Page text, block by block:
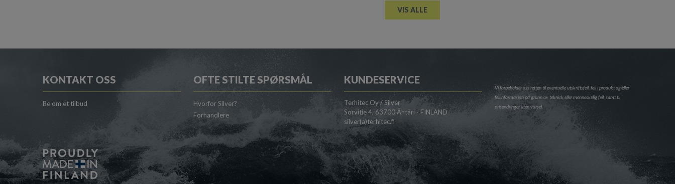
VIS ALLE
KONTAKT OSS
Be om et tilbud
OFTE STILTE SPØRSMÅL
Hvorfor Silver?
Forhandlere
KUNDESERVICE
Terhitec Oy / Silver
Sorvitie 4, 63700 Ähtäri - FINLAND
silver(a)terhitec.fi
Vi forbeholder oss retten til eventuelle utskriftsfeil, feil i produkt og/eller
feilinformasjon på grunn av teknisk eller menneskelig feil, samt til
prisendringer uten varsel.